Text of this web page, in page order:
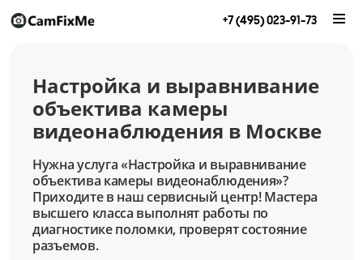
+7 (495) 023-91-73
Настройка и выравнивание
объектива камеры
видеонаблюдения в Москве
Нужна услуга «Настройка и выравнивание
объектива камеры видеонаблюдения»?
Приходите в наш сервисный центр! Мастера
высшего класса выполнят работы по
диагностике поломки, проверят состояние
разъемов.